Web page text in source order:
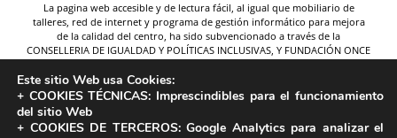
La pagina web accesible y de lectura fácil, al igual que mobiliario de
talleres, red de internet y programa de gestión informático para mejora
de la calidad del centro, ha sido subvencionado a través de la
CONSELLERIA DE IGUALDAD Y POLÍTICAS INCLUSIVAS, Y FUNDACIÓN ONCE
Autor pictogramas:Sergio Palao
Licencia: CC (BY-NC-SA)
Este sitio Web usa Cookies:
+ COOKIES TÉCNICAS: Imprescindibles para el funcionamiento
del sitio Web
+ COOKIES DE TERCEROS:Google Analytics para analizar el